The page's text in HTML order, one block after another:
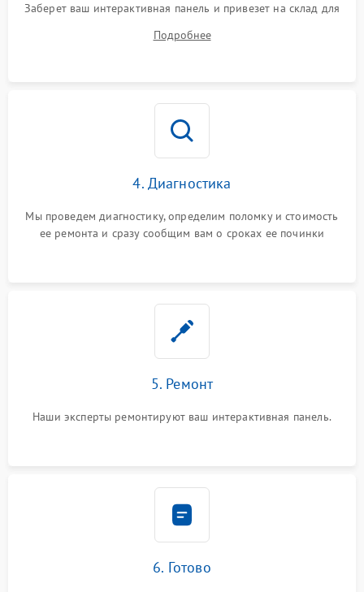
Заберет ваш интерактивная панель и привезет на склад для
Подробнее
4. Диагностика
Мы проведем диагностику, определим поломку и стоимость
ее ремонта и сразу сообщим вам о сроках ее починки
5. Ремонт
Наши эксперты ремонтируют ваш интерактивная панель.
6. Готово